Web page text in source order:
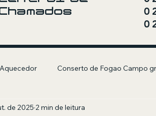
Aquecedor Conserto de Fogao Campo
Churrasqueira a Gás
de 2025 2 min de leitura